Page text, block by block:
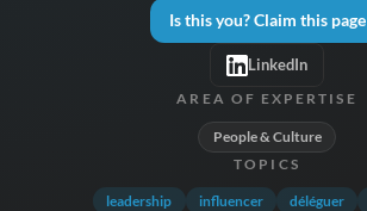
Is this you? Claim this page
LinkedIn
AREA OF EXPERTISE
People & Culture
TOPICS
leadership influencer déléguer